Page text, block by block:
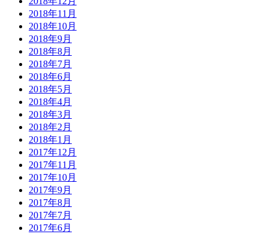
2018年11月
2018年10月
2018年9月
2018年8月
2018年7月
2018年6月
2018年5月
2018年4月
2018年3月
2018年2月
2018年1月
2017年12月
2017年11月
2017年10月
2017年9月
2017年8月
2017年7月
2017年6月